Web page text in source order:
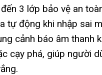
3 lớp bảo vệ an
tự động khi nhập sai
cảnh báo âm thanh
cạy phá, giúp người